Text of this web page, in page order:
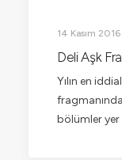
14 Kasım 2016
Deli Aşk
Yılın en
bölümler yer